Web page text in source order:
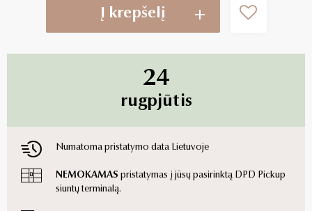
Į krepšelį
24
rugpjūtis
Numatoma pristatymo data Lietuvoje
NEMOKAMAS pristatymas į jūsų pasirinktą DPD Pickup
siuntų terminalą.